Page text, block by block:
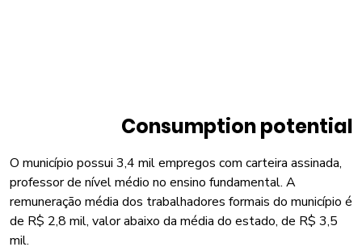
Consumption potential
O município possui 3,4 mil empregos com carteira assinada,
professor de nível médio no ensino fundamental. A
remuneração média dos trabalhadores formais do município é
de R$ 2,8 mil, valor abaixo da média do estado, de R$ 3,5
mil.